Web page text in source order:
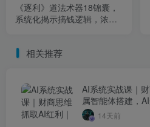
《逐利》道法术器18锦囊，
系统化揭示搞钱逻辑，浓缩
相关推荐
AI系统实战课｜
属智能体搭建，
升级全套教程
14天前